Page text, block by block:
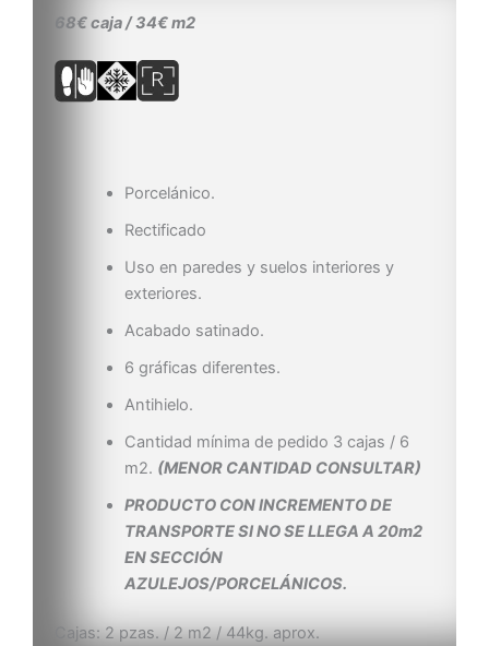
68€ caja / 34€ m2
Porcelánico.
Rectificado
Uso en paredes y suelos interiores y
exteriores.
Acabado satinado.
6 gráficas diferentes.
Antihielo.
Cantidad mínima de pedido 3 cajas / 6
m2. (MENOR CANTIDAD CONSULTAR)
PRODUCTO CON INCREMENTO DE
TRANSPORTE SI NO SE LLEGA A 20m2
EN SECCIÓN
AZULEJOS/PORCELÁNICOS.
Cajas: 2 pzas. / 2 m2 / 44kg. aprox.